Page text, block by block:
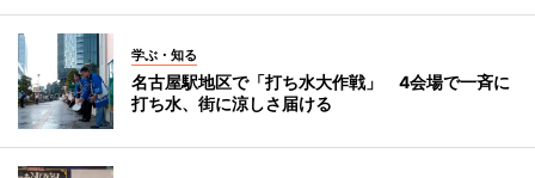
学ぶ・知る
名古屋駅地区で「打ち水大作戦」 4会場で一斉に
打ち水、街に涼しさ届ける